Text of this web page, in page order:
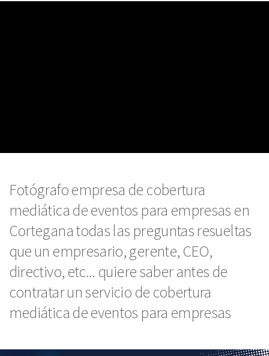
Fotógrafo empresa de cobertura
mediática de eventos para empresas en
Cortegana todas las preguntas resueltas
que un empresario, gerente, CEO,
directivo, etc... quiere saber antes de
contratar un servicio de cobertura
mediática de eventos para empresas